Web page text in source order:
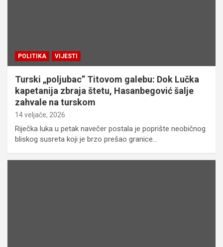
POLITIKA VIJESTI
Turski „poljubac” Titovom galebu: Dok Lučka
kapetanija zbraja štetu, Hasanbegović šalje
zahvale na turskom
14 veljače, 2026
Riječka luka u petak navečer postala je poprište neobičnog
bliskog susreta koji je brzo prešao granice…